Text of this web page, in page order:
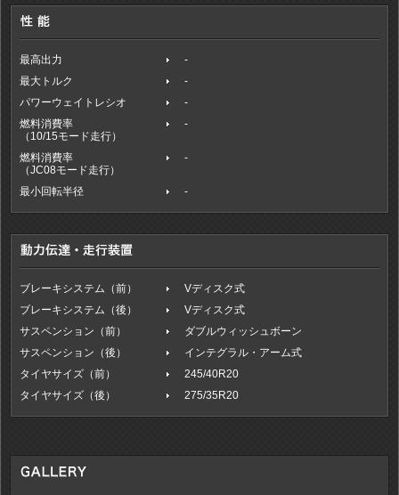
最高出力
-
最大トルク
-
パワーウェイトレシオ
-
燃料消費率
（10/15モード走行）
-
燃料消費率
（JC08モード走行）
-
最小回転半径 -
ブレーキシステム（前）
Vディスク式
ブレーキシステム（後）
Vディスク式
サスペンション（前）
ダブルウィッシュボーン
サスペンション（後）
インテグラル・アーム式
タイヤサイズ（前）
245/40R20
タイヤサイズ（後）
275/35R20